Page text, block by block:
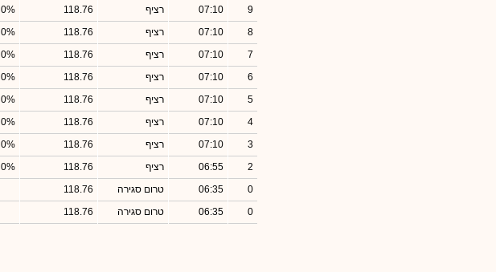
9
07:10 רציף 118.76
0%
8
07:10 רציף 118.76
0%
7
07:10 רציף 118.76
0%
6
07:10 רציף 118.76
0%
5
07:10 רציף 118.76
0%
4
07:10 רציף 118.76
0%
3
07:10 רציף 118.76
0%
2
06:55 רציף 118.76
0%
0
06:35 טרום סגירה 118.76
0
06:35 טרום סגירה 118.76